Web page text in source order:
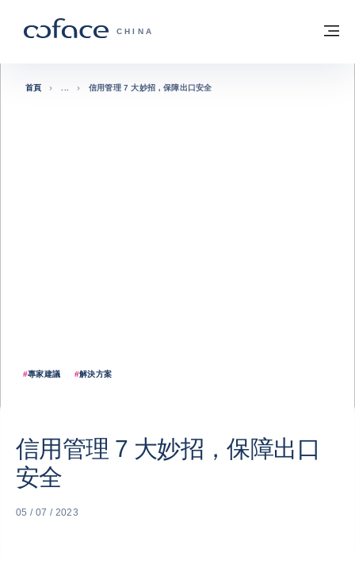
科法斯：攜手共創安全貿易 - 首頁
CHINA
返回首頁
#專家建議 #解決方案
首頁 信用管理 7 大妙招，保障出口安全
信用管理 7 大妙招，保障出口
安全
05 / 07 / 2023